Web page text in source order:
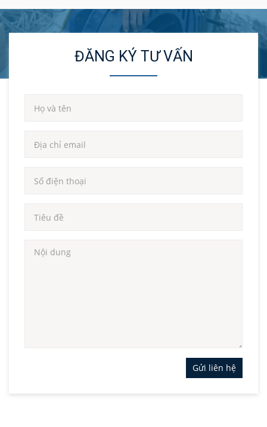
ĐĂNG KÝ TƯ VẤN
Gửi liên hệ